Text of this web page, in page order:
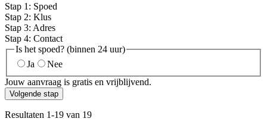
Stap 1 : Spoed
Stap 2: Klus
Stap 3: Adres
Stap 4: Contact
Is het spoed? (binnen 24 uur)
Ja
Nee
Jouw aanvraag is gratis en vrijblijvend.
Volgende stap
Resultaten 1-19 van 19